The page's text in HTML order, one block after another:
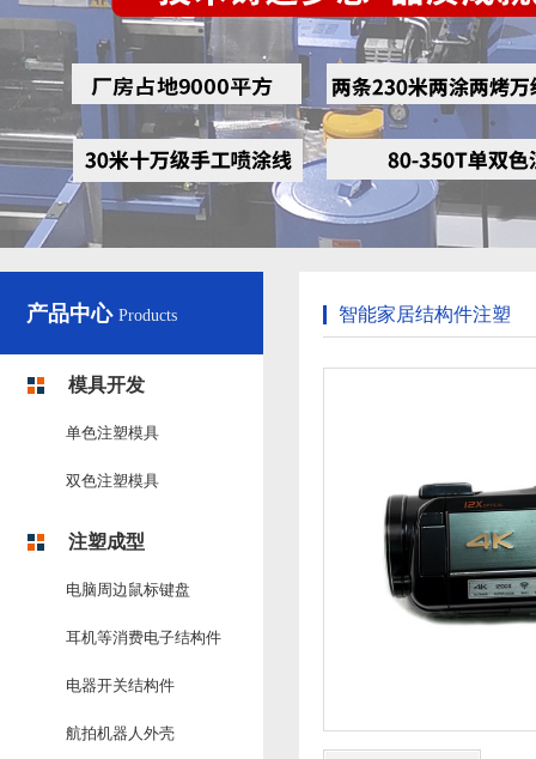
产品中心 Products
模具开发
单色注塑模具
双色注塑模具
注塑成型
电脑周边鼠标键盘
耳机等消费电子结构件
电器开关结构件
航拍机器人外壳
智能家居结构件注塑